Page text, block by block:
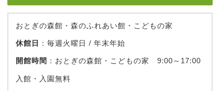
おとぎの森館・森のふれあい館・こどもの家
休館日 ：毎週火曜日 / 年末年始
開館時間 ：おとぎの森館・こどもの家 9:00～17:00
入館・入園無料